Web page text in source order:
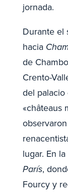
jornada.
Durante el
hacia
de
Crento-
del
«châteaus
lugar. En
París,
Fourcy y